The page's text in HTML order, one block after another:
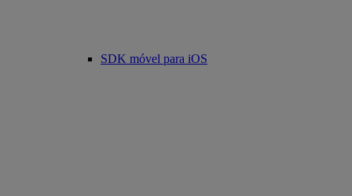
SDK móvel para iOS